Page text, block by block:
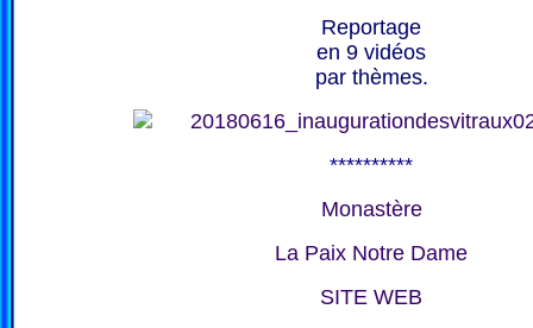
Reportage
en 9 vidéos
par thèmes.
**********
Monastère
La Paix Notre Dame
SITE WEB